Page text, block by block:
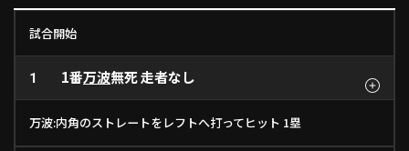
順位表･成績
1軍公式戦
ファーム東地区
ファーム中地区
選手名鑑
北海道日本ハムファイターズ
ニュース
試合開始
1 1番万波無死 走者なし
万波:内角のストレートをレフトへ打ってヒット 1塁